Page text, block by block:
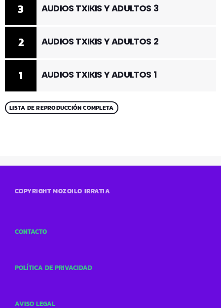
1 AUDIOS TXIKIS Y ADULTOS 1
2 AUDIOS TXIKIS Y ADULTOS 2
3 AUDIOS TXIKIS Y ADULTOS 3
LISTA DE REPRODUCCIÓN COMPLETA
COPYRIGHT MOZOILO IRRATIA
CONTACTO
POLÍTICA DE PRIVACIDAD
AVISO LEGAL